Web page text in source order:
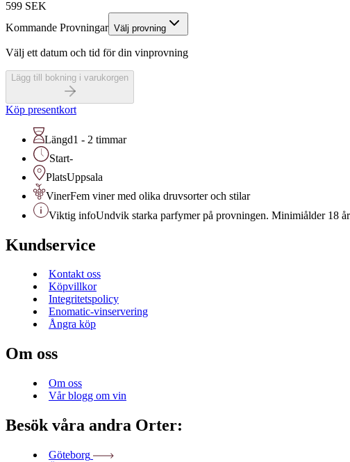
599 SEK
Kommande Provningar Välj provning
Välj ett datum och tid för din vinprovning
Lägg till bokning i varukorgen
Köp presentkort
Längd1 - 2 timmar
Start-
PlatsUppsala
VinerFem viner med olika druvsorter och stilar
Viktig infoUndvik starka parfymer på provningen. Minimiålder 18
Kundservice
Kontakt oss
Köpvillkor
Integritetspolicy
Enomatic-vinservering
Ångra köp
Om oss
Om oss
Vår blogg om vin
Besök våra andra Orter:
Göteborg